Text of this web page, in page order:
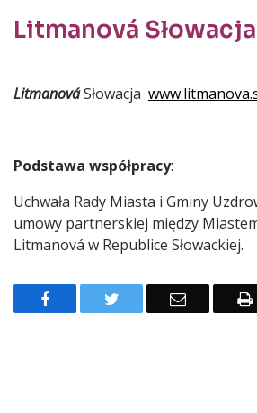
Litmanová Słowacja
Treść
LitmanováSłowacja
Podstawa współpracy:
Uchwała Rady Miasta i Gminy
umowy partnerskiej między
Litmanová w Republice Słowackiej.
FacebookTwitter Email